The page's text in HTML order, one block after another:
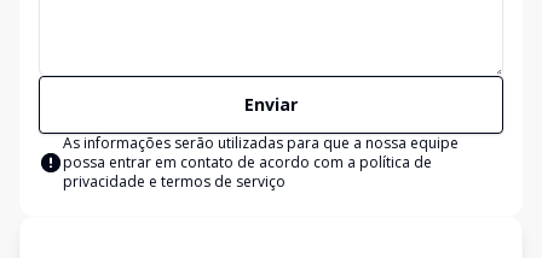
Enviar
As informações serão utilizadas para que a nossa equipe
possa entrar em contato de acordo com a política de
privacidade e termos de serviço